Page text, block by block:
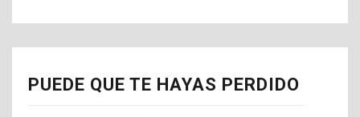
PUEDE QUE TE HAYAS PERDIDO